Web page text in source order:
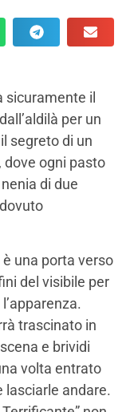
sicuramente il
per un
segreto di un
ogni pasto
di due
una porta verso
del visibile per
trascinato in
e brividi
volta entrato
lasciarle andare.